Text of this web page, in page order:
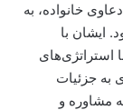
خانواده، به
ایشان با
استراتژی‌های
به جزئیات
مشاوره و